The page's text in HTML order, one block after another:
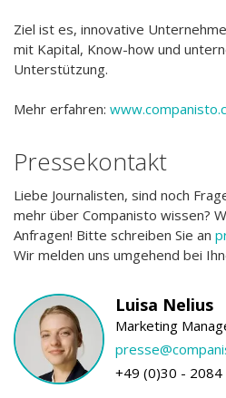
Ziel ist es, innovative
mit Kapital, Know-how und
Unterstützung.
Mehr erfahren:
Pressekontakt
Liebe Journalisten, sind noch
mehr über Companisto wissen?
Anfragen! Bitte schreiben Sie an
Wir melden uns umgehend bei
Luisa Nelius
Marketing
+49 (0)30 - 2084